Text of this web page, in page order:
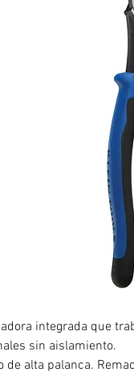
integrada que
sin aislamiento.
de alta palanca.